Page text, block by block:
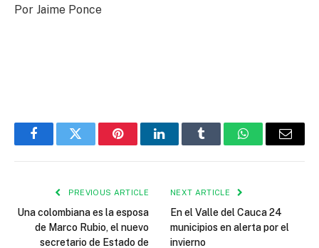
Por Jaime Ponce
FacebookTwitter PinterestLinkedInTumblr WhatsAppEmail
PREVIOUS ARTICLE
Una colombiana es la esposa
de Marco Rubio, el nuevo
secretario de Estado de
NEXT ARTICLE
En el Valle del Cauca 24
municipios en alerta por el
invierno